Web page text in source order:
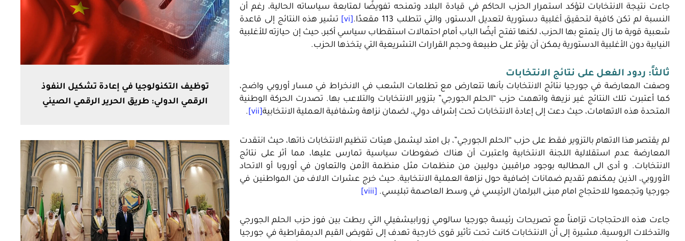
جاءت نتيجة الانتخابات لتؤكد استمرار الحزب الحاكم في قيادة البلاد وتمنحه تفويضًا لمتابعة سياساته الحالية، رغم أن
النسبة لم تكن كافية لتحقيق أغلبية دستورية لتعديل الدستور، والتي تتطلب 113 مقعدًا.
[vi]
تشير هذه النتائج إلى قاعدة
شعبية قوية ما زال يتمتع بها الحزب، لكنها تفتح أيضًا الباب أمام احتمالات استقطاب سياسي أكبر، حيث إن حيازته للأغلبية
النيابية دون الأغلبية الدستورية يمكن أن يؤثر على طبيعة وحجم القرارات التشريعية التي يتخذها الحزب.
ثالثاً: ردود الفعل على نتائج الانتخابات
وصفت المعارضة في جورجيا نتائج الانتخابات بأنها تتعارض مع تطلعات الشعب في الانخراط في مسار أوروبي واضح،
كما أعتبرت تلك النتائج غير نزيهة واتهمت حزب “الحلم الجورجي” بتزوير الانتخابات والتلاعب بها. تصدرت الحركة الوطنية
المتحدة هذه الاتهامات، حيث دعت إلى إعادة الانتخابات تحت إشراف دولي، لضمان نزاهة وشفافية العملية الانتخابية[vii]
.
لم يقتصر هذا الاتهام بالتزوير فقط على حزب “الحلم الجورجي”، بل امتد ليشمل هيئات تنظيم الانتخابات ذاتها، حيث انتقدت
المعارضة عدم استقلالية اللجنة الانتخابية واعتبرت أن هناك ضغوطات سياسية تمارس عليها، مما أثر على نتائج
الانتخابات. و أدى الى المطالبه بوجود مراقبين دوليين من منظمات مثل منظمة الأمن والتعاون في أوروبا أو الاتحاد
الأوروبي، الذين يمكنهم تقديم ضمانات إضافية حول نزاهة العملية الانتخابية. حيث خرج عشرات الالاف من المواطنين في
جورجيا وتجمعوا للاحتجاج امام مبنى البرلمان الرئيسي في وسط العاصمة تبليسي. [viii]
جاءت هذه الاحتجاجات تزامناً مع تصريحات رئيسة جورجيا سالومي زورابيشفيلي التي ربطت بين فوز حزب الحلم الجورجي
والتدخلات الروسية، مشيرة إلى أن الانتخابات كانت تحت تأثير قوى خارجية تهدف إلى تقويض القيم الديمقراطية في جورجيا
توظيف التكنولوجيا في إعادة تشكيل النفوذ
الرقمي الدولي: طريق الحرير الرقمي الصيني